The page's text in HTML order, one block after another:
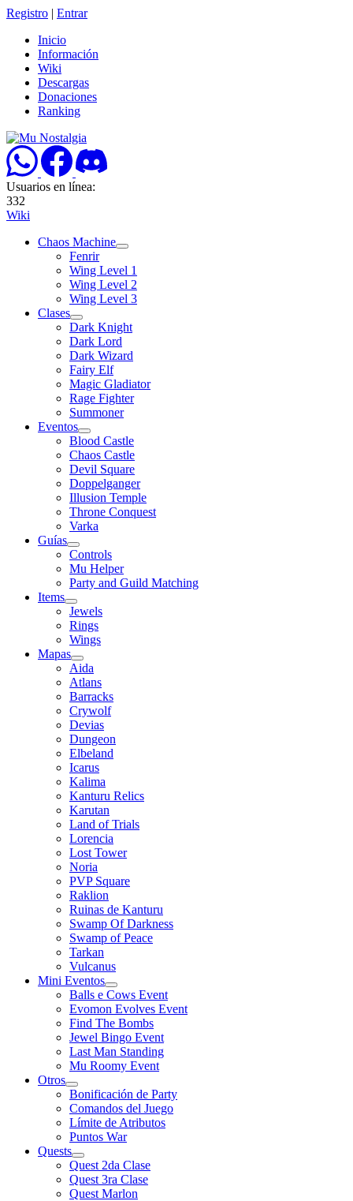
Registro | Entrar
Inicio
Información
Wiki
Descargas
Donaciones
Ranking
Usuarios en línea:
332
Wiki
Chaos Machine
Fenrir
Wing Level 1
Wing Level 2
Wing Level 3
Clases
Dark Knight
Dark Lord
Dark Wizard
Fairy Elf
Magic Gladiator
Rage Fighter
Summoner
Eventos
Blood Castle
Chaos Castle
Devil Square
Doppelganger
Illusion Temple
Throne Conquest
Varka
Guías
Controls
Mu Helper
Party and Guild Matching
Items
Jewels
Rings
Wings
Mapas
Aida
Atlans
Barracks
Crywolf
Devias
Dungeon
Elbeland
Icarus
Kalima
Kanturu Relics
Karutan
Land of Trials
Lorencia
Lost Tower
Noria
PVP Square
Raklion
Ruinas de Kanturu
Swamp Of Darkness
Swamp of Peace
Tarkan
Vulcanus
Mini Eventos
Balls e Cows Event
Evomon Evolves Event
Find The Bombs
Jewel Bingo Event
Last Man Standing
Mu Roomy Event
Otros
Bonificación de Party
Comandos del Juego
Límite de Atributos
Puntos War
Quests
Quest 2da Clase
Quest 3ra Clase
Quest Marlon